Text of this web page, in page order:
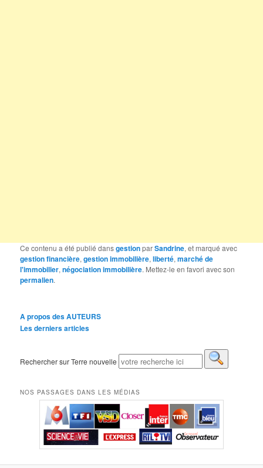
Ce contenu a été publié dansgestionparSandrine, et marqué avec
gestion financière,gestion immobilière,liberté,marché de
l'immobilier,négociation immobilière. Mettez-le en favori avec son
permalien.
A propos des AUTEURS
Les derniers articles
Rechercher sur Terre nouvelle
NOS PASSAGES DANS LES MÉDIAS